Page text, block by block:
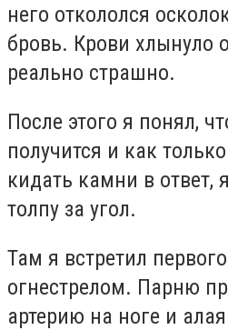
него откололся
бровь. Крови хлынуло
реально страшно.
После этого я понял,
получится и как
кидать камни в ответ,
толпу за угол.
Там я встретил
огнестрелом. Парню
артерию на ноге и